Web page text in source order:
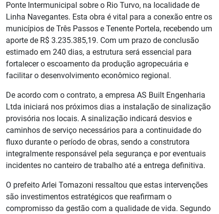
Ponte Intermunicipal sobre o Rio Turvo, na localidade de
Linha Navegantes. Esta obra é vital para a conexão entre os
municípios de Três Passos e Tenente Portela, recebendo um
aporte de R$ 3.235.385,19. Com um prazo de conclusão
estimado em 240 dias, a estrutura será essencial para
fortalecer o escoamento da produção agropecuária e
facilitar o desenvolvimento econômico regional.
De acordo com o contrato, a empresa AS Built Engenharia
Ltda iniciará nos próximos dias a instalação de sinalização
provisória nos locais. A sinalização indicará desvios e
caminhos de serviço necessários para a continuidade do
fluxo durante o período de obras, sendo a construtora
integralmente responsável pela segurança e por eventuais
incidentes no canteiro de trabalho até a entrega definitiva.
O prefeito Arlei Tomazoni ressaltou que estas intervenções
são investimentos estratégicos que reafirmam o
compromisso da gestão com a qualidade de vida. Segundo